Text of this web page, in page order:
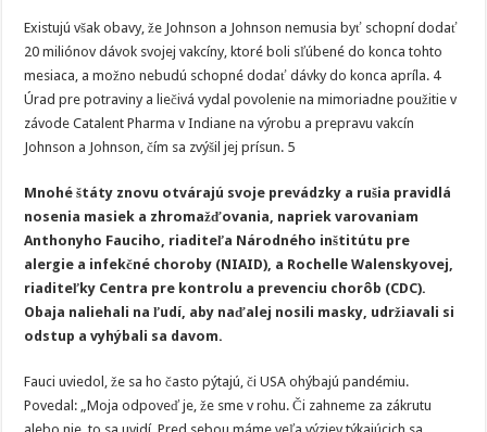
Existujú však obavy, že Johnson a Johnson nemusia byť schopní dodať
20 miliónov dávok svojej vakcíny, ktoré boli sľúbené do konca tohto
mesiaca, a možno nebudú schopné dodať dávky do konca apríla. 4
Úrad pre potraviny a liečivá vydal povolenie na mimoriadne použitie v
závode Catalent Pharma v Indiane na výrobu a prepravu vakcín
Johnson a Johnson, čím sa zvýšil jej prísun. 5
Mnohé štáty znovu otvárajú svoje prevádzky a rušia pravidlá
nosenia masiek a zhromažďovania, napriek varovaniam
Anthonyho Fauciho, riaditeľa Národného inštitútu pre
alergie a infekčné choroby (NIAID), a Rochelle Walenskyovej,
riaditeľky Centra pre kontrolu a prevenciu chorôb (CDC).
Obaja naliehali na ľudí, aby naďalej nosili masky, udržiavali si
odstup a vyhýbali sa davom.
Fauci uviedol, že sa ho často pýtajú, či USA ohýbajú pandémiu.
Povedal: „Moja odpoveď je, že sme v rohu. Či zahneme za zákrutu